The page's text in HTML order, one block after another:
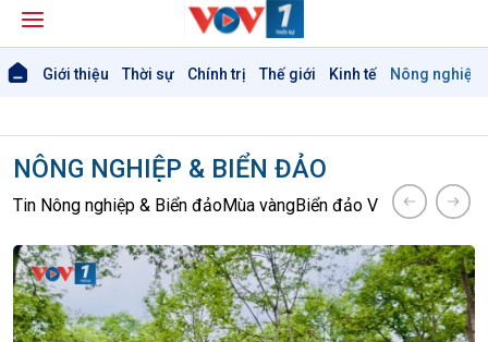
Giới thiệu Thời sự Chính trị Thế giới Kinh tế Nông nghiệp
NÔNG NGHIỆP & BIỂN ĐẢO
Tin Nông nghiệp & Biển đảoMùa vàngBiển đảo Việt Nam Tâm